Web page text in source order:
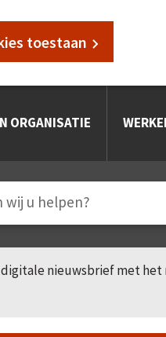
toestaan
ORGANISATIE
nieuwsbrief met het